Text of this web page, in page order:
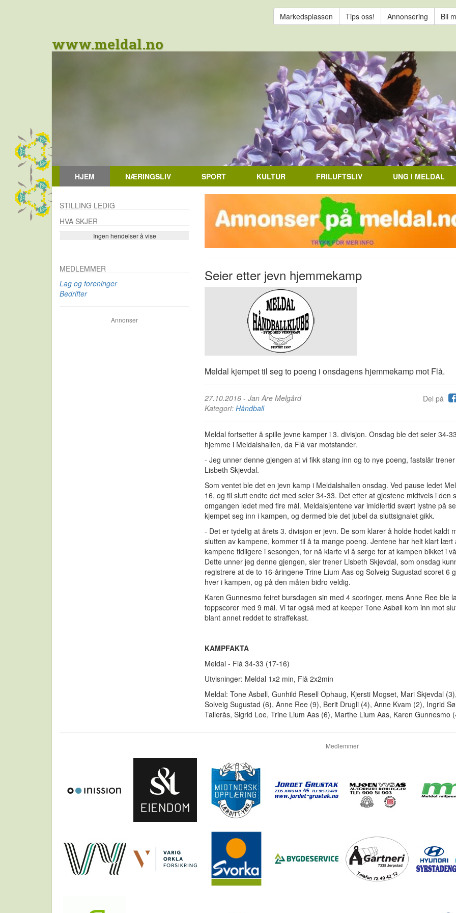
Markedsplassen Tips oss! Annonsering Bli
www.meldal.no
HJEM NÆRINGSLIV SPORT KULTUR FRILUFTSLIV UNG I MELDAL
Seier etter jevn hjemmekamp
Meldal kjempet til seg to poeng i onsdagens hjemmekamp mot Flå.
Del på
27.10.2016 - Jan Are Melgård
Kategori: Håndball
Meldal fortsetter å spille jevne kamper i 3. divisjon. Onsdag ble det seier 34-
hjemme i Meldalshallen, da Flå var motstander.
- Jeg unner denne gjengen at vi fikk stang inn og to nye poeng, fastslår trener
Lisbeth Skjevdal.
Som ventet ble det en jevn kamp i Meldalshallen onsdag. Ved pause ledet
16, og til slutt endte det med seier 34-33. Det etter at gjestene midtveis i den
omgangen ledet med fire mål. Meldalsjentene var imidlertid svært lystne på
kjempet seg inn i kampen, og dermed ble det jubel da sluttsignalet gikk.
- Det er tydelig at årets 3. divisjon er jevn. De som klarer å holde hodet kaldt
slutten av kampene, kommer til å ta mange poeng. Jentene har helt klart lært
kampene tidligere i sesongen, for nå klarte vi å sørge for at kampen bikket i
Dette unner jeg denne gjengen, sier trener Lisbeth Skjevdal, som onsdag
registrere at de to 16-åringene Trine Lium Aas og Solveig Sugustad scoret 6
hver i kampen, og på den måten bidro veldig.
Karen Gunnesmo feiret bursdagen sin med 4 scoringer, mens Anne Ree ble
toppscorer med 9 mål. Vi tar også med at keeper Tone Asbøll kom inn mot
blant annet reddet to straffekast.
KAMPFAKTA
Meldal - Flå 34-33 (17-16)
Utvisninger: Meldal 1x2 min, Flå 2x2min
Meldal: Tone Asbøll, Gunhild Resell Ophaug, Kjersti Mogset, Mari Skjevdal
Solveig Sugustad (6), Anne Ree (9), Berit Drugli (4), Anne Kvam (2), Ingrid
Tallerås, Sigrid Loe, Trine Lium Aas (6), Marthe Lium Aas, Karen Gunnesmo
STILLING LEDIG
HVA SKJER
Ingen hendelser å vise
Se flere…
MEDLEMMER
Lag og foreninger
Bedrifter
Annonser
Medlemmer